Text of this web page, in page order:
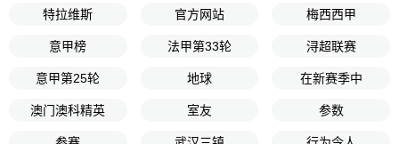
特拉维斯 官方网站 梅西西甲
意甲榜 法甲第33轮 浔超联赛
意甲第25轮 地球 在新赛季中
澳门澳科精英 室友 参数